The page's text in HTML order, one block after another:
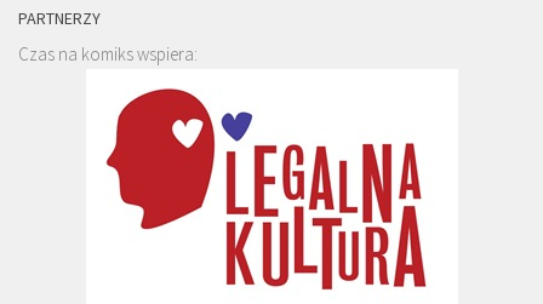
PARTNERZY
Czas na komiks wspiera: